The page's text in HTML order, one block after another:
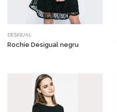
DESIGUAL
Rochie Desigual negru